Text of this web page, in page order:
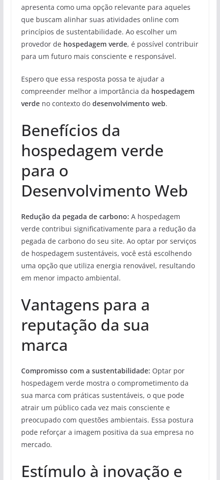
apresenta como uma opção relevante para aqueles
que buscam alinhar suas atividades online com
princípios de sustentabilidade. Ao escolher um
provedor de hospedagem verde, é possível contribuir
para um futuro mais consciente e responsável.
Espero que essa resposta possa te ajudar a
compreender melhor a importância da hospedagem
verdeno contexto do desenvolvimento web.
Benefícios da
hospedagem verde
para o
Desenvolvimento Web
Redução da pegada de carbono: A hospedagem
verde contribui significativamente para a redução da
pegada de carbono do seu site. Ao optar por serviços
de hospedagem sustentáveis, você está escolhendo
uma opção que utiliza energia renovável, resultando
em menor impacto ambiental.
Vantagens para a
reputação da sua
marca
Compromisso com a sustentabilidade: Optar por
hospedagem verde mostra o comprometimento da
sua marca com práticas sustentáveis, o que pode
atrair um público cada vez mais consciente e
preocupado com questões ambientais. Essa postura
pode reforçar a imagem positiva da sua empresa no
mercado.
Estímulo à inovação e